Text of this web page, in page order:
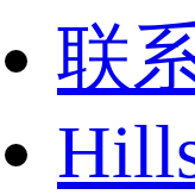
联